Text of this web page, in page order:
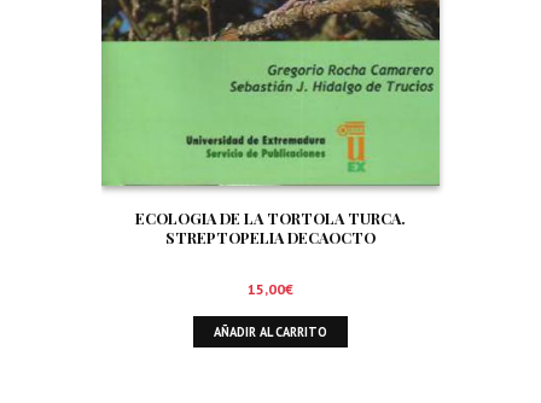
ECOLOGIA DE LA TORTOLA TURCA.
STREPTOPELIA DECAOCTO
15,00€
AÑADIR AL CARRITO